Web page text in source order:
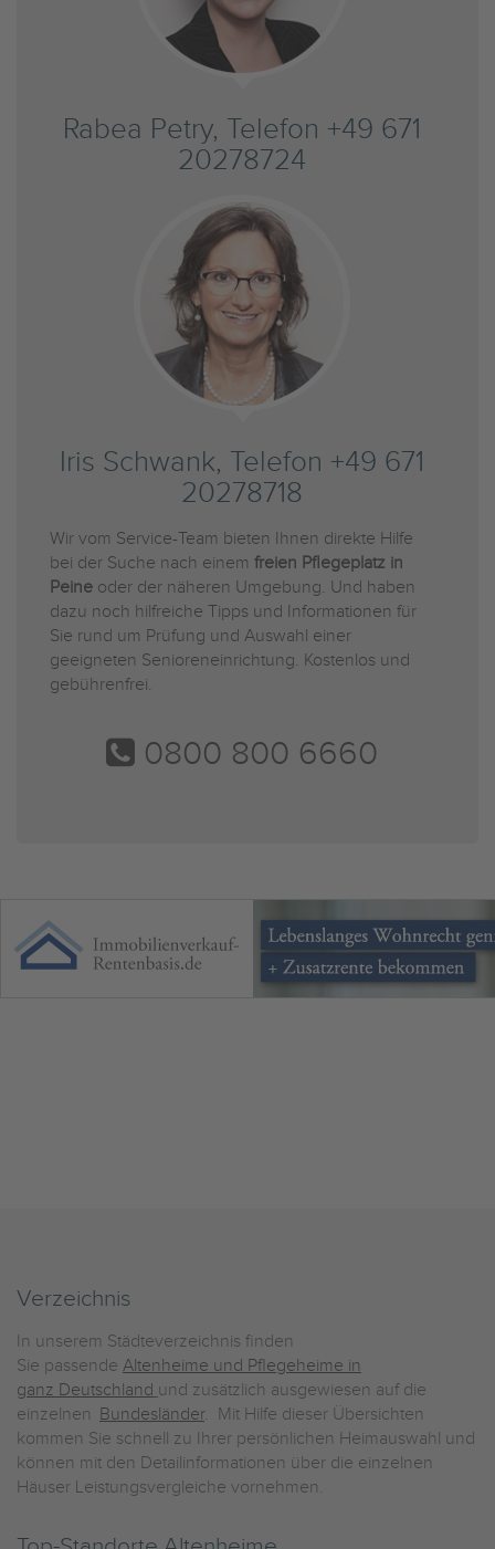
Rabea Petry, Telefon +49 671
20278724
Iris Schwank, Telefon +49 671
20278718
Wir vom Service-Team bieten Ihnen direkte Hilfe
bei der Suche nach einem freien Pflegeplatz in
Peine oder der näheren Umgebung. Und haben
dazu noch hilfreiche Tipps und Informationen für
Sie rund um Prüfung und Auswahl einer
geeigneten Senioreneinrichtung. Kostenlos und
gebührenfrei.
0800 800 6660
Verzeichnis
In unserem Städteverzeichnis finden
Sie passende Altenheime und Pflegeheime in
ganz Deutschland und zusätzlich ausgewiesen auf die
einzelnen Bundesländer. Mit Hilfe dieser Übersichten
kommen Sie schnell zu Ihrer persönlichen Heimauswahl und
können mit den Detailinformationen über die einzelnen
Häuser Leistungsvergleiche vornehmen.